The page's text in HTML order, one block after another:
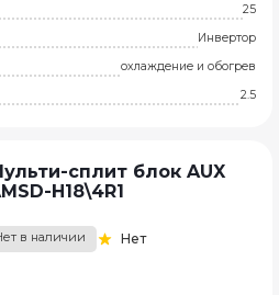
25
Инвертор
охлаждение и обогрев
2.5
сплит блок AUX
H18\4R1
в наличии Нет